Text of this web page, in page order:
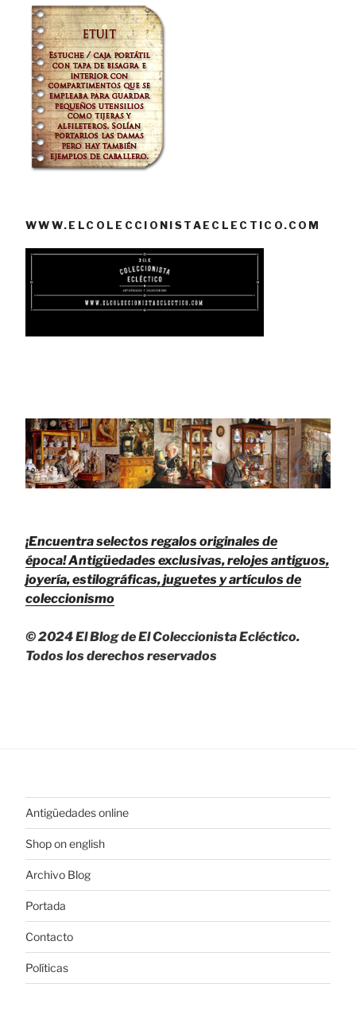
WWW.ELCOLECCIONISTAECLECTICO.COM
¡Encuentra selectos regalos originales de
época!Antigüedades exclusivas, relojes antiguos,
joyería, estilográficas, juguetes y artículos de
coleccionismo
© 2024 El Blog de El Coleccionista Ecléctico.
Todos los derechos reservados
Antigüedades online
Shop on english
Archivo Blog
Portada
Contacto
Políticas